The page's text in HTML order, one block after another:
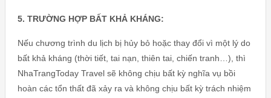
5. TRƯỜNG HỢP BẤT KHẢ KHÁNG:
Nếu chương trình du lịch bị hủy bỏ hoặc thay đổi vì một lý do
bất khả kháng (thời tiết, tai nạn, thiên tai, chiến tranh…), thì
NhaTrangToday Travel sẽ không chịu bất kỳ nghĩa vụ bồi
hoàn các tổn thất đã xảy ra và không chịu bất kỳ trách nhiệm